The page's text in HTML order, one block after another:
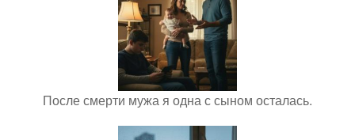
После смерти мужа я одна с сыном осталась.